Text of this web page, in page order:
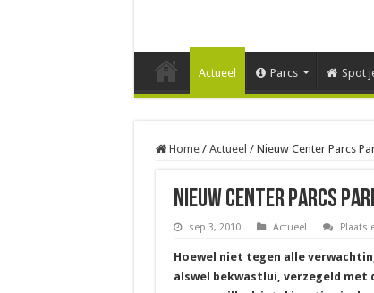
Actueel Parcs Spot
Home / Actueel / Nieuw Center Parcs
Nieuw Center Parcs
sep 3, 2010 Actueel Plaats
Hoewel niet tegen alle
alswel bekwastlui, verzegeld met